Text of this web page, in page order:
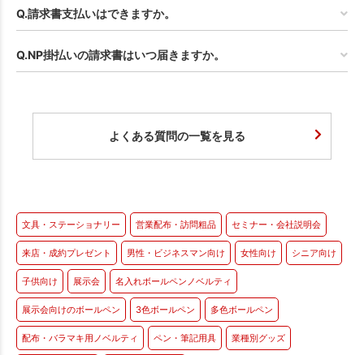
Q.請求書支払いはできますか。
Q.NP掛払いの請求書はいつ届きますか。
よくある質問の一覧を見る
文具・ステーショナリー 営業配布・訪問粗品 セミナー・会社説明会
来店・成約プレゼント 男性・ビジネスマン向け 女性向け シニア向け
子供向け 展示会 名入れボールペンノベルティ
展示会向けのボールペン 3色ボールペン 多色ボールペン
配布・バラマキ用ノベルティ ペン・筆記用具 業種別グッズ